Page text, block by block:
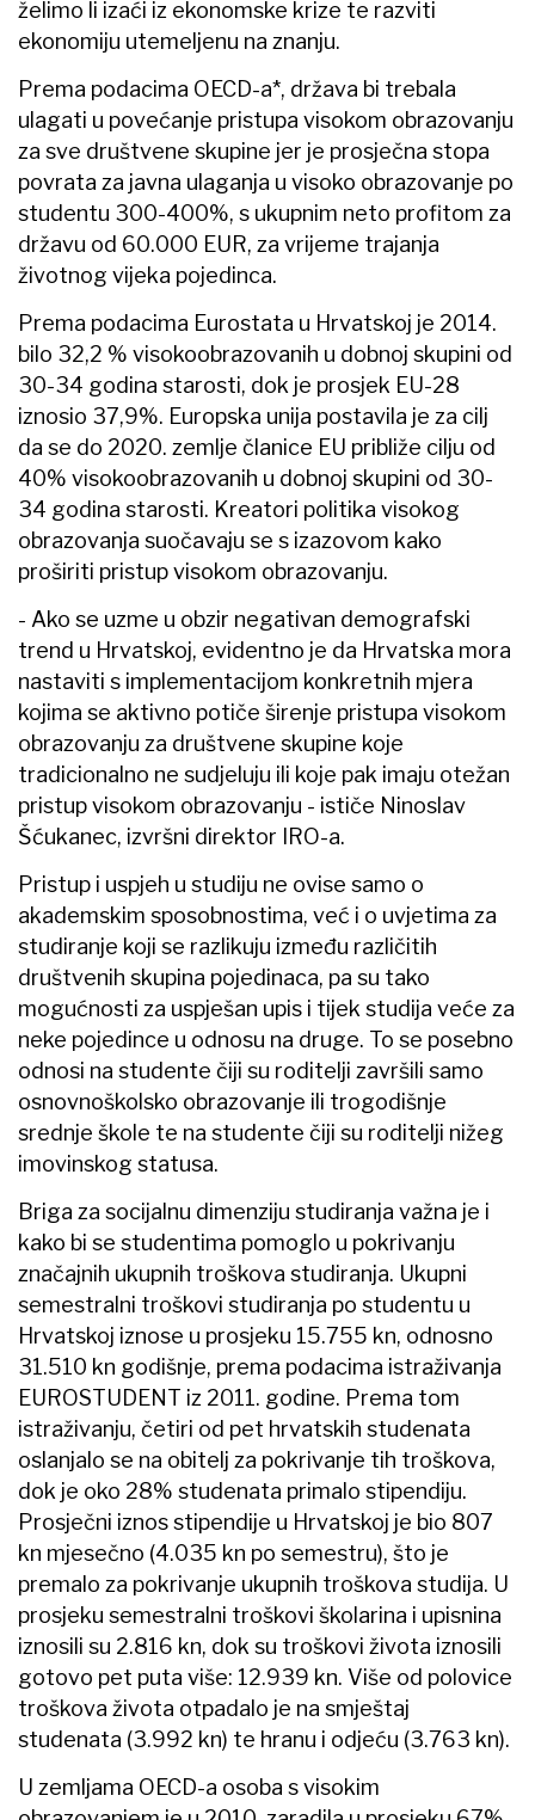
želimo li izaći iz ekonomske krize te razviti
ekonomiju utemeljenu na znanju.
Prema podacima OECD-a*, država bi trebala
ulagati u povećanje pristupa visokom obrazovanju
za sve društvene skupine jer je prosječna stopa
povrata za javna ulaganja u visoko obrazovanje po
studentu 300-400%, s ukupnim neto profitom za
državu od 60.000 EUR, za vrijeme trajanja
životnog vijeka pojedinca.
Prema podacima Eurostata u Hrvatskoj je 2014.
bilo 32,2 % visokoobrazovanih u dobnoj skupini od
30-34 godina starosti, dok je prosjek EU-28
iznosio 37,9%. Europska unija postavila je za cilj
da se do 2020. zemlje članice EU približe cilju od
40% visokoobrazovanih u dobnoj skupini od 30-
34 godina starosti. Kreatori politika visokog
obrazovanja suočavaju se s izazovom kako
proširiti pristup visokom obrazovanju.
- Ako se uzme u obzir negativan demografski
trend u Hrvatskoj, evidentno je da Hrvatska mora
nastaviti s implementacijom konkretnih mjera
kojima se aktivno potiče širenje pristupa visokom
obrazovanju za društvene skupine koje
tradicionalno ne sudjeluju ili koje pak imaju otežan
pristup visokom obrazovanju - ističe Ninoslav
Šćukanec, izvršni direktor IRO-a.
Pristup i uspjeh u studiju ne ovise samo o
akademskim sposobnostima, već i o uvjetima za
studiranje koji se razlikuju između različitih
društvenih skupina pojedinaca, pa su tako
mogućnosti za uspješan upis i tijek studija veće za
neke pojedince u odnosu na druge. To se posebno
odnosi na studente čiji su roditelji završili samo
osnovnoškolsko obrazovanje ili trogodišnje
srednje škole te na studente čiji su roditelji nižeg
imovinskog statusa.
Briga za socijalnu dimenziju studiranja važna je i
kako bi se studentima pomoglo u pokrivanju
značajnih ukupnih troškova studiranja. Ukupni
semestralni troškovi studiranja po studentu u
Hrvatskoj iznose u prosjeku 15.755 kn, odnosno
31.510 kn godišnje, prema podacima istraživanja
EUROSTUDENT iz 2011. godine. Prema tom
istraživanju, četiri od pet hrvatskih studenata
oslanjalo se na obitelj za pokrivanje tih troškova,
dok je oko 28% studenata primalo stipendiju.
Prosječni iznos stipendije u Hrvatskoj je bio 807
kn mjesečno (4.035 kn po semestru), što je
premalo za pokrivanje ukupnih troškova studija. U
prosjeku semestralni troškovi školarina i upisnina
iznosili su 2.816 kn, dok su troškovi života iznosili
gotovo pet puta više: 12.939 kn. Više od polovice
troškova života otpadalo je na smještaj
studenata (3.992 kn) te hranu i odjeću (3.763 kn).
U zemljama OECD-a osoba s visokim